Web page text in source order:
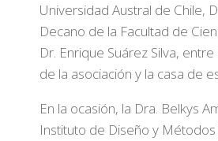
Universidad Austral de Chile,
Decano de la Facultad de
Dr. Enrique Suárez Silva,
de la asociación y la casa de
En la ocasión, la Dra. Belkys
Instituto de Diseño y